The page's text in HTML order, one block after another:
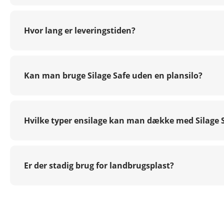
Hvor lang er leveringstiden?
Kan man bruge Silage Safe uden en plansilo?
Hvilke typer ensilage kan man dække med Silage
Er der stadig brug for landbrugsplast?